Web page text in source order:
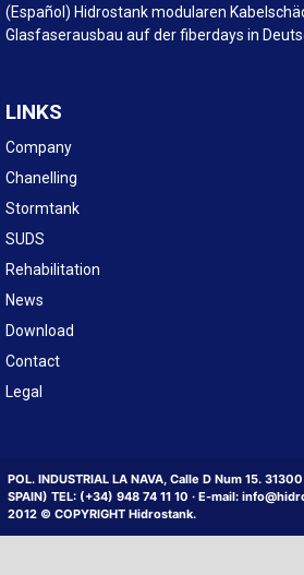
(Español) Hidrostank modularen
Glasfaserausbau auf der fiberdays in
LINKS
Company
Chanelling
Stormtank
SUDS
Rehabilitation
News
Download
Contact
Legal
POL. INDUSTRIAL LA NAVA, Calle D Num 15. 31300
SPAIN) TEL: (+34) 948 74 11 10 · E-mail:
2012 © COPYRIGHT Hidrostank.